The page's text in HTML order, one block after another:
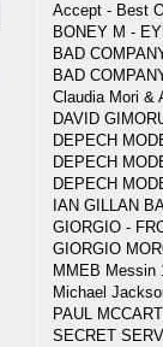
Accept - Best
BONEY M -
BAD
BAD
Сlaudia Mori &
DAVID
DEPECH
DEPECH
DEPECH
IAN GILLAN
GIORGIO -
GIORGIO
MMEB Messin
Michael
PAUL
SECRET